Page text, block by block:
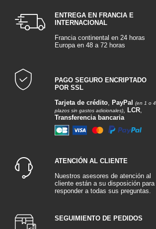
ENTREGA EN FRANCIA E
INTERNACIONAL
Francia continental en 24 horas
Europa en 48 a 72 horas
PAGO SEGURO ENCRIPTADO
POR SSL
Tarjeta de crédito, PayPal
(en 1 o 4
plazos sin gastos adicionales), LCR,
Transferencia bancaria
ATENCIÓN AL CLIENTE
Nuestros asesores de atención al
cliente están a su disposición para
responder a todas sus preguntas.
SEGUIMIENTO DE PEDIDOS